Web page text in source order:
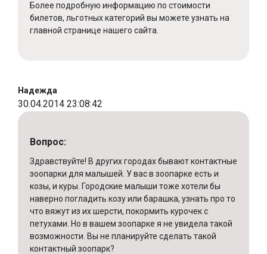
Более подробную информацию по стоимости
билетов, льготных категорий вы можете узнать на
главной странице нашего сайта.
Надежда
30.04.2014 23:08:42
Вопрос:
Здравствуйте! В других городах бывают контактные
зоопарки для малышей. У вас в зоопарке есть и
козы, и куры. Городские малыши тоже хотели бы
наверно погладить козу или барашка, узнать про то
что вяжут из их шерсти, покормить курочек с
петухами. Но в вашем зоопарке я не увидела такой
возможности. Вы не планируйте сделать такой
контактный зоопарк?